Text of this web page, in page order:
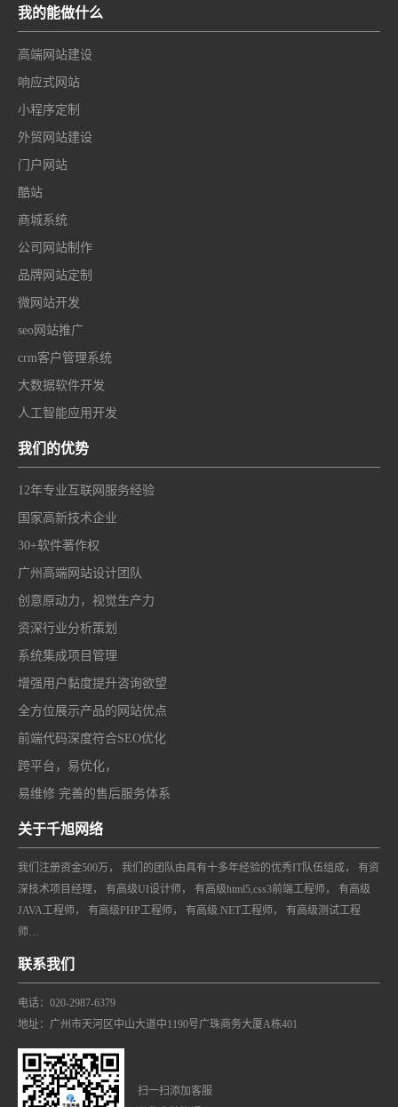
我的能做什么
高端网站建设
响应式网站
小程序定制
外贸网站建设
门户网站
酷站
商城系统
公司网站制作
品牌网站定制
微网站开发
seo网站推广
crm客户管理系统
大数据软件开发
人工智能应用开发
我们的优势
12年专业互联网服务经验
国家高新技术企业
30+软件著作权
广州高端网站设计团队
创意原动力，视觉生产力
资深行业分析策划
系统集成项目管理
增强用户黏度提升咨询欲望
全方位展示产品的网站优点
前端代码深度符合SEO优化
跨平台，易优化，
易维修 完善的售后服务体系
关于千旭网络
我们注册资金500万， 我们的团队由具有十多年经验的优秀IT队伍组成， 有资
深技术项目经理， 有高级UI设计师， 有高级html5,css3前端工程师， 有高级
JAVA工程师， 有高级PHP工程师， 有高级.NET工程师， 有高级测试工程
师…
联系我们
电话：020-2987-6379
地址：广州市天河区中山大道中1190号广珠商务大厦A栋401
扫一扫添加客服